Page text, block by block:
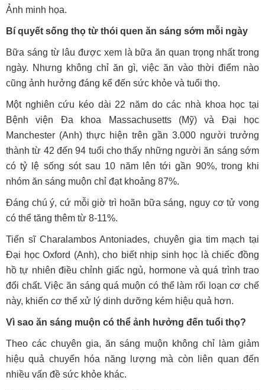
Ảnh minh họa.
Bí quyết sống thọ từ thói quen ăn sáng sớm mỗi ngày
Bữa sáng từ lâu được xem là bữa ăn quan trọng nhất trong
ngày. Nhưng không chỉ ăn gì, việc ăn vào thời điểm nào
cũng ảnh hưởng đáng kể đến sức khỏe và tuổi thọ.
Một nghiên cứu kéo dài 22 năm do các nhà khoa học tại
Bệnh viện Đa khoa Massachusetts (Mỹ) và Đại học
Manchester (Anh) thực hiện trên gần 3.000 người trưởng
thành từ 42 đến 94 tuổi cho thấy những người ăn sáng sớm
có tỷ lệ sống sót sau 10 năm lên tới gần 90%, trong khi
nhóm ăn sáng muộn chỉ đạt khoảng 87%.
Đáng chú ý, cứ mỗi giờ trì hoãn bữa sáng, nguy cơ tử vong
có thể tăng thêm từ 8-11%.
Tiến sĩ Charalambos Antoniades, chuyên gia tim mạch tại
Đại học Oxford (Anh), cho biết nhịp sinh học là chiếc đồng
hồ tự nhiên điều chỉnh giấc ngủ, hormone và quá trình trao
đổi chất. Việc ăn sáng quá muộn có thể làm rối loạn cơ chế
này, khiến cơ thể xử lý dinh dưỡng kém hiệu quả hơn.
Vì sao ăn sáng muộn có thể ảnh hưởng đến tuổi thọ?
Theo các chuyên gia, ăn sáng muộn không chỉ làm giảm
hiệu quả chuyển hóa năng lượng mà còn liên quan đến
nhiều vấn đề sức khỏe khác.